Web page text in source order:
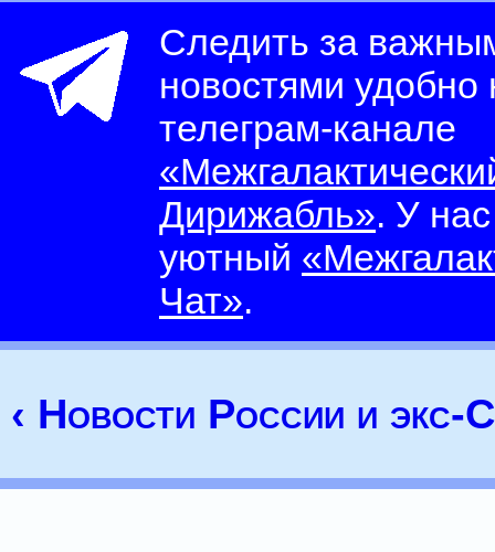
Следить за
новостями
телеграм-канале
Дирижабль». У
уютный
Чат».
‹ Новости России и